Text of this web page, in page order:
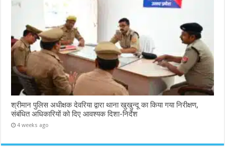
श्रीमान पुलिस अधीक्षक देवरिया द्वारा थाना खुखुन्दू का किया गया निरीक्षण,
संबंधित अधिकारियों को दिए आवश्यक दिशा-निर्देश
4 weeks ago